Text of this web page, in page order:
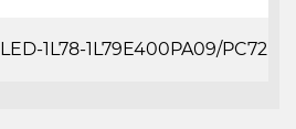
LED-1L78-1L79E400PA09/PC72 B